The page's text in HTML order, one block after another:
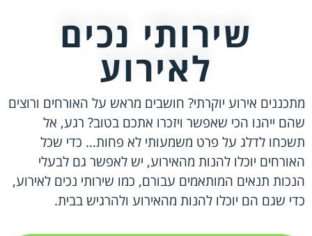
שירותי נכים
לאירוע
מתכננים אירוע יוקרתי? חושבים מראש על האורחים ורוצים
שהם ייהנו הכי שאפשר ויזכרו אתכם בטוב? רגע, אל
תשכחו לדלג על פרט משמעותי לא פחות… כדי שכל
האורחים יוכלו להנות מהאירוע, יש לאפשר גם לבעלי
הנכות תנאים המותאמים עבורם, כמו שירותי נכים לאירוע,
כדי שגם הם יוכלו להנות מהאירוע ולהרגיש בבית.